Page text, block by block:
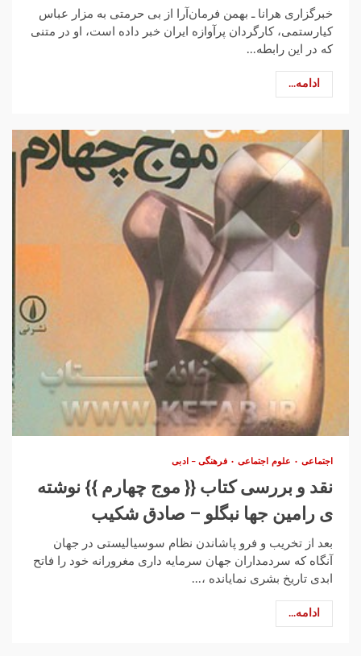
خبرگزاری هرانا ـ بهمن فرمان‌آرا از بی حرمتی به مزار عباس
کیارستمی، کارگردان پرآوازه ایران خبر داده است، او در متنی
که در این رابطه...
ادامه...
اجتماعی علوم اجتماعی فرهنگی – ادبی
نقد و بررسی کتاب {{ موج چهارم }} نوشته
ی رامین جها نبگلو – صادق شکیب
بعد از تخریب و فرو پاشاندن نظام سوسیالیستی در جهان
آنگاه که سردمداران جهان سرمایه داری مغرورانه خود را فاتح
ابدی تاریخ بشری نمایانده ،...
ادامه...